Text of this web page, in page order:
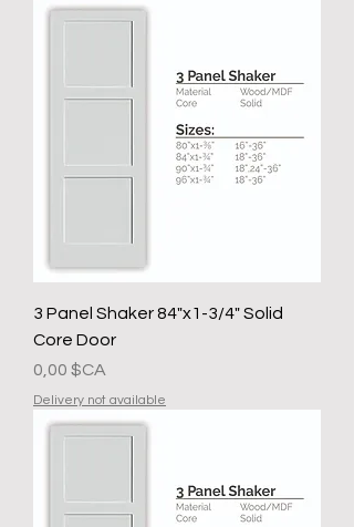
3 Panel Shaker 84"x1-3/4" Solid
Core Door
Prix
0,00 $CA
Delivery not available